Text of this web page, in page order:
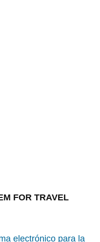
FOR TRAVEL
electrónico para la